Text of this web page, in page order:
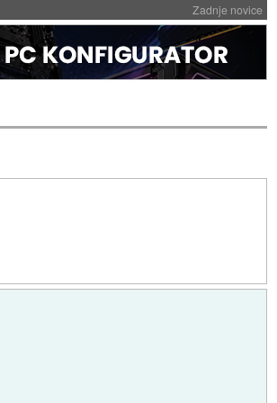
Zadnje novice